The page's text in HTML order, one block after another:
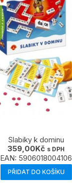
Slabiky k dominu
359,00Kč s DPH
EAN: 5906018004106
PŘIDAT DO KOŠÍKU